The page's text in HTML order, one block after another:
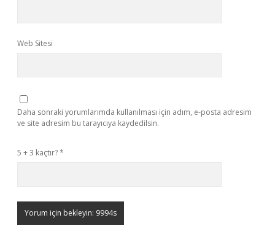
Web Sitesi
Daha sonraki yorumlarımda kullanılması için adım, e-posta adresim
ve site adresim bu tarayıcıya kaydedilsin.
5 + 3 kaçtır?*